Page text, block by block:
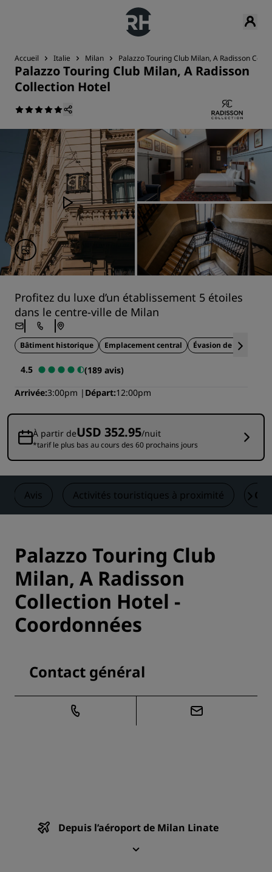
Accueil Italie Milan Palazzo Touring Club Milan, A Radisson
Palazzo Touring Club Milan, A Radisson
Collection Hotel
Profitez du luxe d’un établissement 5 étoiles
dans le centre-ville de Milan
Bâtiment historique Emplacement central Évasion de luxe
4.5
(189 avis)
Arrivée 3:00pm Départ 12:00pm
À partir deUSD 352.95/nuit
*tarif le plus bas au cours des 60 prochains jours
Avis Activités touristiques à proximité
Palazzo Touring Club
Milan, A Radisson
Collection Hotel -
Coordonnées
Contact général
Depuis l’aéroport de Milan Linate